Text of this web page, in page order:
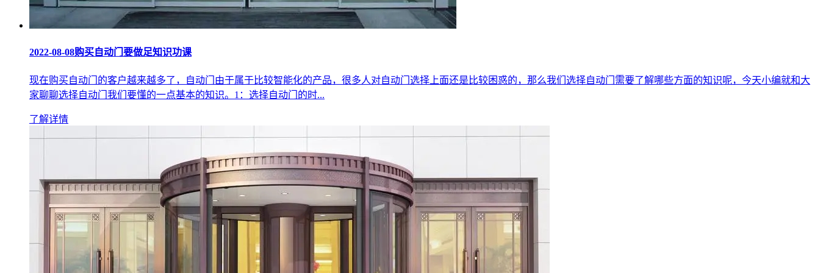
2022-08-08购买自动门要做足知识功课
现在购买自动门的客户越来越多了，自动门由于属于比较智能化的产品，很多人对自动门选择上面还是比较困惑的，那么我们选择自动门需要了解哪些方面的知识呢，今天小编就和大
家聊聊选择自动门我们要懂的一点基本的知识。1：选择自动门的时...
了解详情